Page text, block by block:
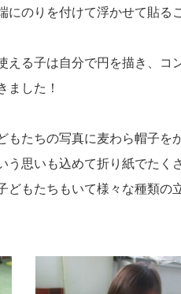
のりを付けて浮かせて貼る
える子は自分で円を描き、コ
ました！
もたちの写真に麦わら帽子
う思いも込めて折り紙でた
もたちもいて様々な種類の